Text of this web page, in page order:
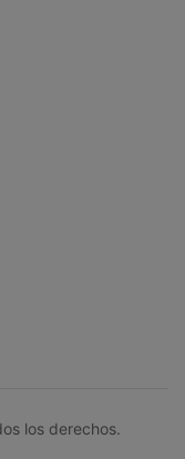
los derechos.